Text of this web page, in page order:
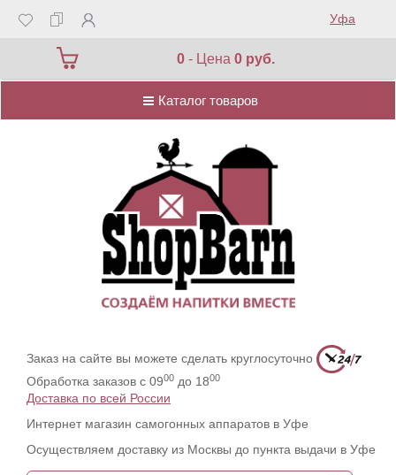
Уфа
0 - Цена0 руб.
Каталог товаров
Каталог товаров
Заказ на сайте вы можете сделать круглосуточно
Обработка заказов с 0900 до 1800
Доставка по всей России
Интернет магазин самогонных аппаратов в Уфе
Осуществляем доставку из Москвы до пункта выдачи в Уфе